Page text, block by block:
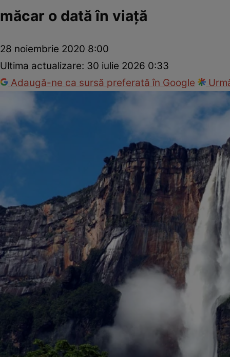
măcar o dată în viaţă
28 noiembrie 2020 8:00
Ultima actualizare: 30 iulie 2026 0:33
Adaugă-ne ca sursă preferată în Google